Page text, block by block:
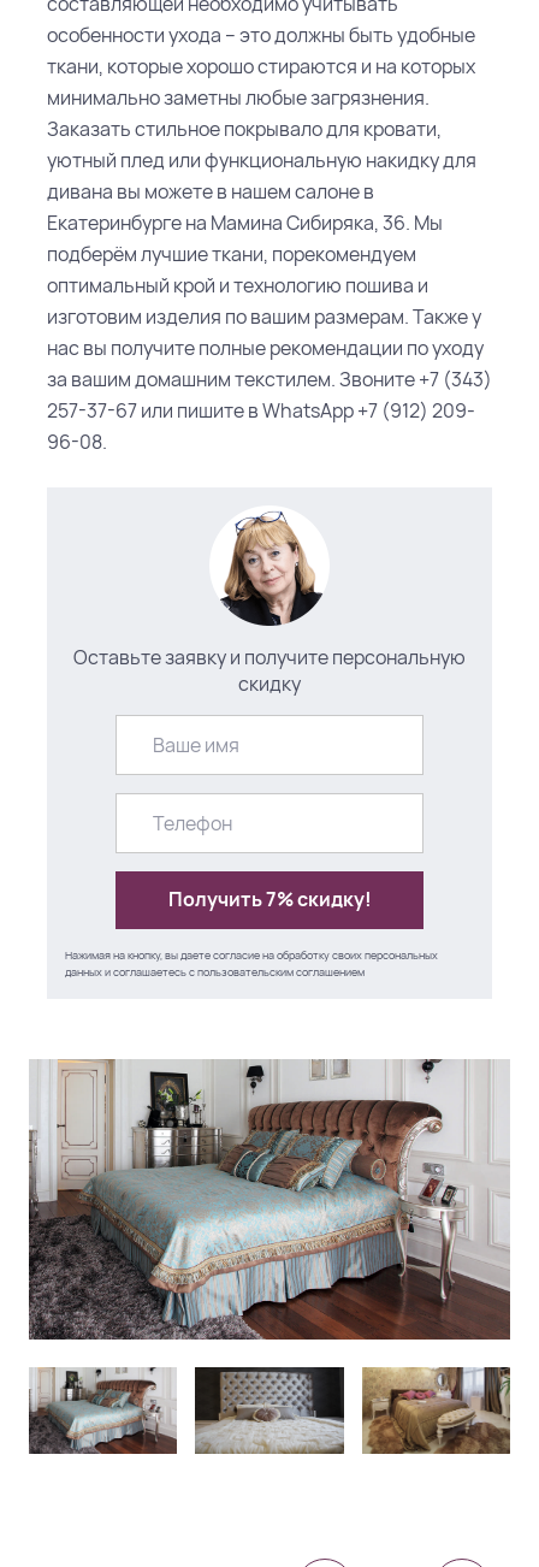
особенности ухода – это должны быть удобные
ткани, которые хорошо стираются и на которых
минимально заметны любые загрязнения.
Заказать стильное покрывало для кровати,
уютный плед или функциональную накидку для
дивана вы можете в нашем салоне в
Екатеринбурге на Мамина Сибиряка, 36. Мы
подберём лучшие ткани, порекомендуем
оптимальный крой и технологию пошива и
изготовим изделия по вашим размерам. Также у
нас вы получите полные рекомендации по уходу
за вашим домашним текстилем. Звоните +7 (343)
257-37-67 или пишите в WhatsApp +7 (912) 209-
96-08.
Оставьте заявку и получите персональную
скидку
Получить 7% скидку!
Нажимая на кнопку, вы даете согласие на обработку своих персональных
данных и соглашаетесь спользовательским соглашением